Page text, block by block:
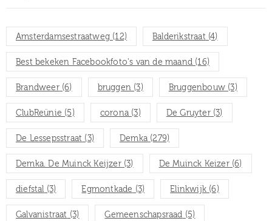
Amsterdamsestraatweg (12) Balderikstraat(4)
Best bekeken Facebookfoto's van de maand (16)
Brandweer(6) bruggen (3) Bruggenbouw (3)
ClubReünie (5) corona (3) De Gruyter(3)
De Lessepsstraat (3) Demka (279)
Demka. De Muinck Keijzer(3) De Muinck Keizer(6)
diefstal (3) Egmontkade (3) Elinkwijk (6)
Galvanistraat (3) Gemeenschapsraad (5)